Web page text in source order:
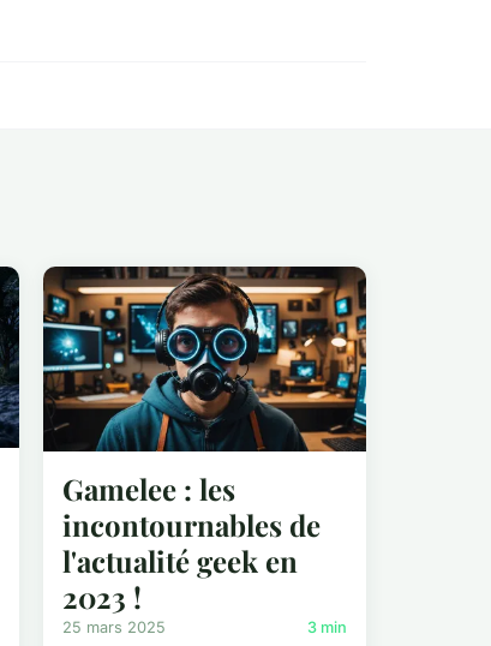
Gamelee : les
incontournables de
l'actualité geek en
2023 !
25 mars 2025 3 min